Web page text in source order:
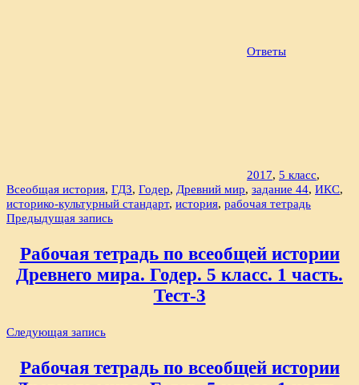
Ответы
2017, 5 класс,
Всеобщая история, ГДЗ, Годер, Древний мир, задание 44, ИКС,
историко-культурный стандарт, история, рабочая тетрадь
Навигация
записям
Предыдущая запись
Рабочая тетрадь по всеобщей истории
Древнего мира. Годер. 5 класс. 1 часть.
Тест-3
Следующая запись
Рабочая тетрадь по всеобщей истории